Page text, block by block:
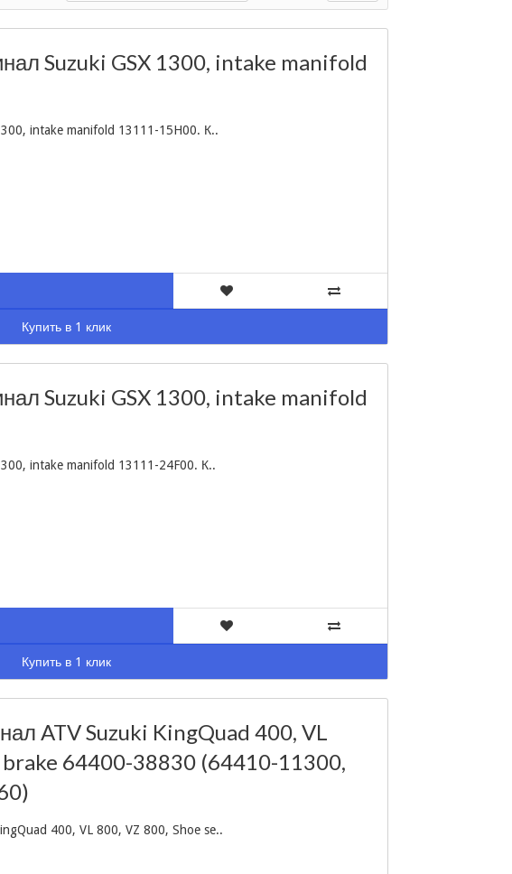
Suzuki GSX 1300, intake manifold
intake manifold 13111-15H00. К..
Купить в 1 клик
Suzuki GSX 1300, intake manifold
intake manifold 13111-24F00. К..
Купить в 1 клик
ATV Suzuki KingQuad 400, VL
brake 64400-38830 (64410-11300,
400, VL 800, VZ 800, Shoe se..